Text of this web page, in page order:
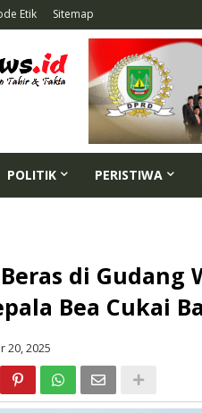
Etik Sitemap
POLITIK PERISTIWA
di Gudang
Bea Cukai
20, 2025